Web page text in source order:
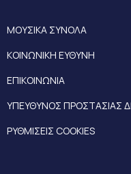
ΜΟΥΣΙΚΑ ΣΥΝΟΛΑ
ΚΟΙΝΩΝΙΚΗ ΕΥΘΥΝΗ
ΕΠΙΚΟΙΝΩΝΙΑ
ΥΠΕΥΘΥΝΟΣ ΠΡΟΣΤΑΣΙΑΣ
ΡΥΘΜΙΣΕΙΣ COOKIES